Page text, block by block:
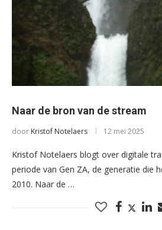
Naar de bron van de stream
door Kristof Notelaers 12 mei 2025
Kristof Notelaers blogt over digitale
periode van Gen ZA, de generatie die
2010. Naar de …